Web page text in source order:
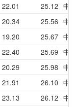
22.01 25.12 中
20.34 25.56 中
19.20 25.67 中
22.40 25.69 中
20.29 25.98 中
21.91 26.10 中
23.13 26.12 中